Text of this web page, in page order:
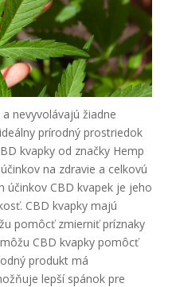
nevyvolávajú žiadne
prírodný prostriedok
kvapky od značky Hemp
na zdravie a celkovú
účinkov CBD kvapek je jeho
CBD kvapky majú
pomôcť zmierniť príznaky
CBD kvapky pomôcť
produkt má
lepší spánok pre